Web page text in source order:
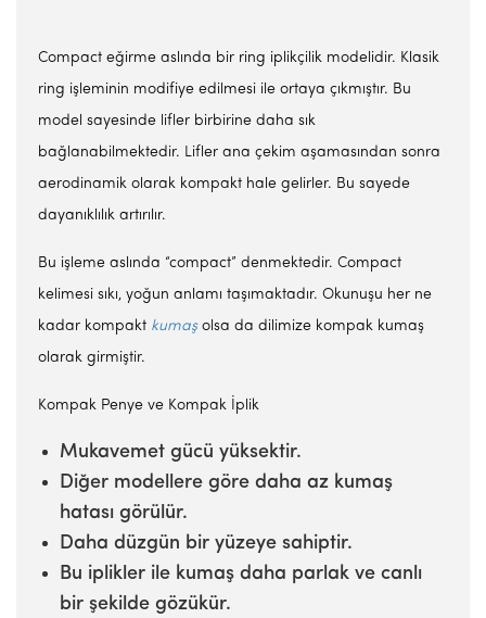
Compact eğirme aslında bir ring iplikçilik modelidir. Klasik
ring işleminin modifiye edilmesi ile ortaya çıkmıştır. Bu
model sayesinde lifler birbirine daha sık
bağlanabilmektedir. Lifler ana çekim aşamasından sonra
aerodinamik olarak kompakt hale gelirler. Bu sayede
dayanıklılık artırılır.
Bu işleme aslında “compact” denmektedir. Compact
kelimesi sıkı, yoğun anlamı taşımaktadır. Okunuşu her ne
kadar kompakt kumaşolsa da dilimize kompak kumaş
olarak girmiştir.
Kompak Penye ve Kompak İplik
Mukavemet gücü yüksektir.
Diğer modellere göre daha az kumaş
hatası görülür.
Daha düzgün bir yüzeye sahiptir.
Bu iplikler ile kumaş daha parlak ve canlı
bir şekilde gözükür.